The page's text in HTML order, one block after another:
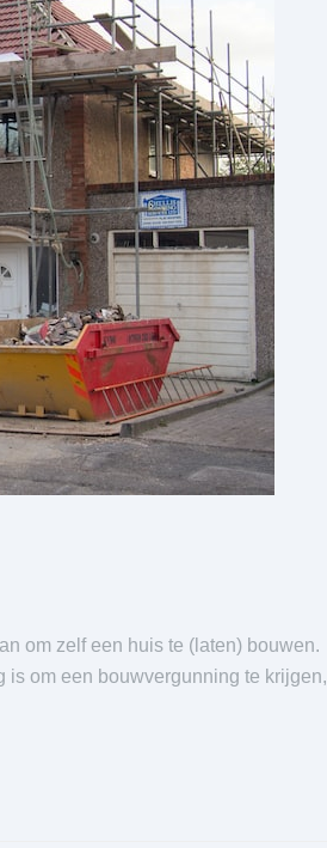
om zelf een huis te (laten) bouwen.
is om een bouwvergunning te krijgen,